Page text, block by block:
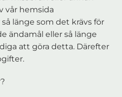
vår hemsida
länge som det krävs för
ändamål eller så länge
att göra detta. Därefter